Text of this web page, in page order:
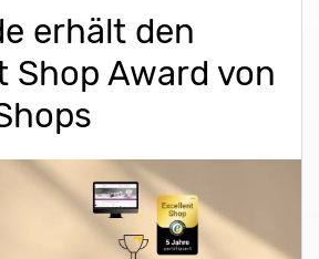
erhält den
Shop Award von